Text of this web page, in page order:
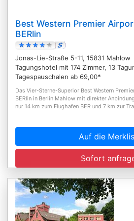
Best Western Premier
BERlin
Jonas-Lie-Straße 5-11, 15831 Mahlow
Tagungshotel mit 174 Zimmer, 13
Tagespauschalen ab 69,00*
Das Vier-Sterne-Superior Best Western
BERlin in Berlin Mahlow mit direkter
nur 14 km zum Flughafen BER und 7 km zur
Auf die
Sofort